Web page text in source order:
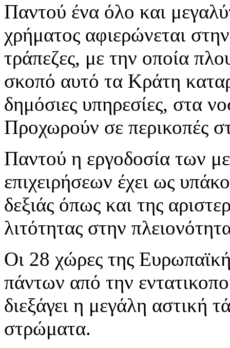
Παντού ένα όλο και
χρήματος αφιερώνεται
τράπεζες, με την οποία
σκοπό αυτό τα Κράτη
δημόσιες υπηρεσίες, στα
Προχωρούν σε περικοπές
Παντού η εργοδοσία των
επιχειρήσεων έχει ως
δεξιάς όπως και της
λιτότητας στην
Οι 28 χώρες της
πάντων από την
διεξάγει η μεγάλη αστική
στρώματα.